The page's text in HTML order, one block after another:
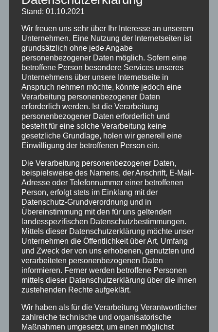
Gesundheit
Haus Partale
Info
Oberstdorf
Stellenangebot
Traveller Review Award
Urlaub
Veranstaltungstipp
Wintersport
Bei uns…
BERGBAHN UNLIMITED
Ausgezeichnet von KAYAK
Stand: 01.10.2021
Wir freuen uns sehr über Ihr Interesse an unserem
Unternehmen. Eine Nutzung der Internetseiten ist
grundsätzlich ohne jede Angabe
personenbezogener Daten möglich. Sofern eine
betroffene Person besondere Services unseres
Unternehmens über unsere Internetseite in
Anspruch nehmen möchte, könnte jedoch eine
Verarbeitung personenbezogener Daten
erforderlich werden. Ist die Verarbeitung
personenbezogener Daten erforderlich und
besteht für eine solche Verarbeitung keine
gesetzliche Grundlage, holen wir generell eine
Einwilligung der betroffenen Person ein.
Die Verarbeitung personenbezogener Daten,
beispielsweise des Namens, der Anschrift, E-Mail-
Adresse oder Telefonnummer einer betroffenen
Person, erfolgt stets im Einklang mit der
Datenschutz-Grundverordnung und in
Übereinstimmung mit den für uns geltenden
landesspezifischen Datenschutzbestimmungen.
Mittels dieser Datenschutzerklärung möchte unser
Unternehmen die Öffentlichkeit über Art, Umfang
und Zweck der von uns erhobenen, genutzten und
verarbeiteten personenbezogenen Daten
informieren. Ferner werden betroffene Personen
mittels dieser Datenschutzerklärung über die ihnen
zustehenden Rechte aufgeklärt.
Wir haben als für die Verarbeitung Verantwortlicher
zahlreiche technische und organisatorische
Maßnahmen umgesetzt, um einen möglichst